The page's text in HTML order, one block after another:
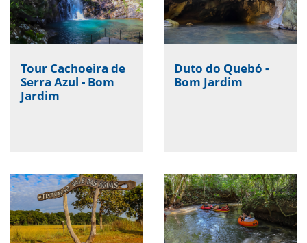
Tour Cachoeira de
Serra Azul - Bom
Jardim
Duto do Quebó -
Bom Jardim